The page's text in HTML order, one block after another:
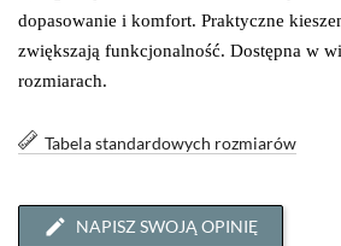
dopasowanie i komfort. Praktyczne
zwiększają funkcjonalność. Dostępna w
rozmiarach.
Tabela standardowych rozmiarów
NAPISZ SWOJĄ OPINIĘ